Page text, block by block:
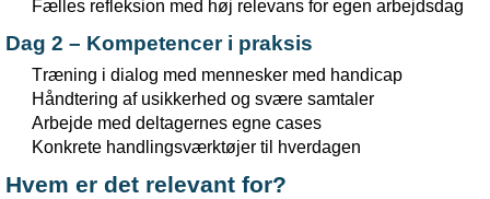
Fælles refleksion med høj relevans for egen arbejdsdag
Dag 2 – Kompetencer i praksis
Træning i dialog med mennesker med handicap
Håndtering af usikkerhed og svære samtaler
Arbejde med deltagernes egne cases
Konkrete handlingsværktøjer til hverdagen
Hvem er det relevant for?